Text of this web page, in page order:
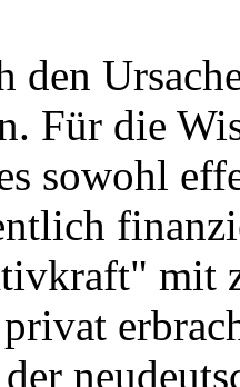
den
Für die
sowohl
mit